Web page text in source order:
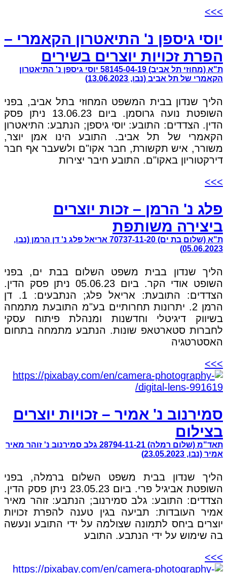
>>>
יוסי גיספן נ' התיאטרון הקאמרי –
הפרת זכויות יוצרים בשירים
ת"א (מחוזי תל אביב) 58145-04-19 יוסי גיספן נ' התיאטרון
הקאמרי של תל אביב (נבו, 13.06.2023)
הליך שנדון בבית המשפט המחוזי בתל אביב, בפני
השופטת נועה גרוסמן. ביום 13.06.23 ניתן פסק
הדין. הצדדים: התובע: יוסי גיספן; הנתבע: התיאטרון
הקאמרי של תל אביב. התובע הינו אמן יוצר,
משורר, איש תקשורת, חבר אקו"ם ולשעבר אף חבר
דירקטוריון באקו"ם. התובע חיבר יצירות
>>>
פלג נ' הרמן – זכות יוצרים
ביצירה משותפת
ת"א (שלום בת ים) 70737-11-20 אריאל פלג נ' דן הרמן (נבו,
05.06.2023)
הליך שנדון בבית משפט השלום בבת ים, בפני
השופט אודי הקר. ביום 05.06.23 ניתן פסק הדין.
הצדדים: התובעת: אריאל פלג; הנתבעים: 1. דן
הרמן 2. יתרונות תחרותיים בע"מ התובעת מתמחה
בשיווק דיגיטלי וחדשנות ומנהלת פיתוח עסקי
לחברות סטארטאפ שונות. הנתבע מתמחה בתחום
האסטרטגיה
>>>
סמירנוב נ' אמיר – זכויות יוצרים
בצילום
תאד"מ (שלום רמלה) 28794-11-21 גלב סמירנוב נ' זוהר מאיר
אמיר (נבו, 23.05.2023)
הליך שנדון בבית משפט השלום ברמלה, בפני
השופטת אביגיל פרי. ביום 23.05.23 ניתן פסק הדין.
הצדדים: התובע: גלב סמירנוב; הנתבע: זוהר מאיר
אמיר העובדות: תביעה בגין טענה להפרת זכויות
יוצרים ביחס לתמונה שצולמה על ידי התובע ונעשה
בה שימוש על ידי הנתבע. התובע
>>>